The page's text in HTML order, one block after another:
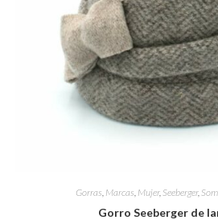
Gorras Marcas Mujer, Seeberger,
Gorro Seeberger de